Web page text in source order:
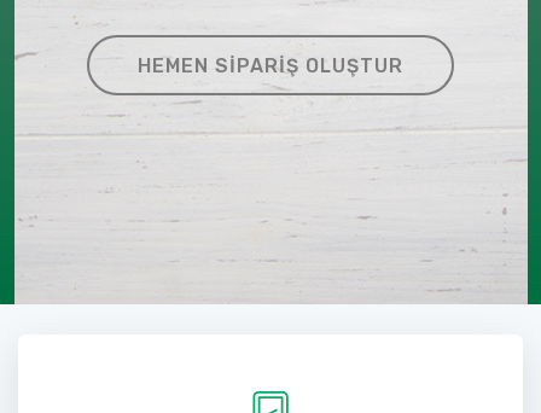
HEMEN SIPARIŞ OLUŞTUR